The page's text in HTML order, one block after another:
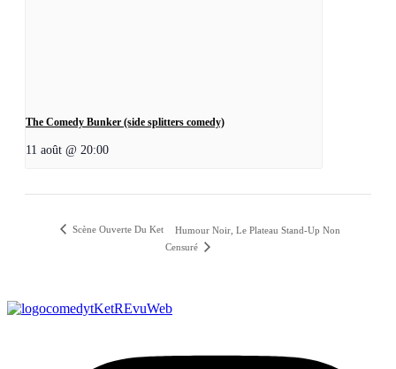
The Comedy Bunker (side splitters comedy)
11 août @ 20:00
Scène Ouverte Du Ket
Humour Noir, Le Plateau Stand-Up Non
Censuré